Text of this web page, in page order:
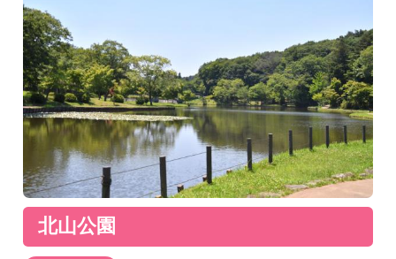
北山公園